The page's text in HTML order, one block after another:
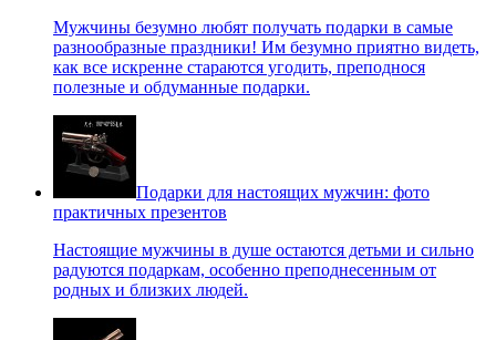
Мужчины безумно любят получать подарки в самые
разнообразные праздники! Им безумно приятно видеть,
как все искренне стараются угодить, преподнося
полезные и обдуманные подарки.
Подарки для настоящих мужчин: фото
практичных презентов
Настоящие мужчины в душе остаются детьми и сильно
радуются подаркам, особенно преподнесенным от
родных и близких людей.